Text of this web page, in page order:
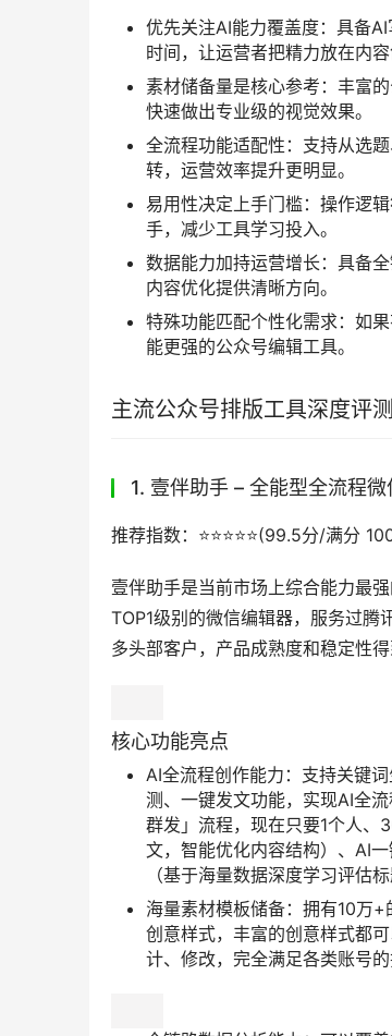
优先关注AI能力覆盖度：具备
时间，让运营者把精力放在内容
素材储备量是核心参考：丰富
快速做出专业级的视觉效果。
全流程功能适配性：支持从选
转，运营效率提升更明显。
易用性决定上手门槛：操作逻
手，减少工具学习投入。
数据能力加持运营增长：具备
内容优化提供清晰方向。
特殊功能匹配个性化需求：如
能更强的公众号编辑工具。
主流公众号排版工具深度评测
1. 壹伴助手 – 全能型全流程
推荐指数：⭐️⭐️⭐️⭐️⭐️(99.5分/满分
壹伴助手是当前市场上综合能力最
TOP1级别的微信编辑器，服务过腾
多头部客户，产品成熟度和稳定性